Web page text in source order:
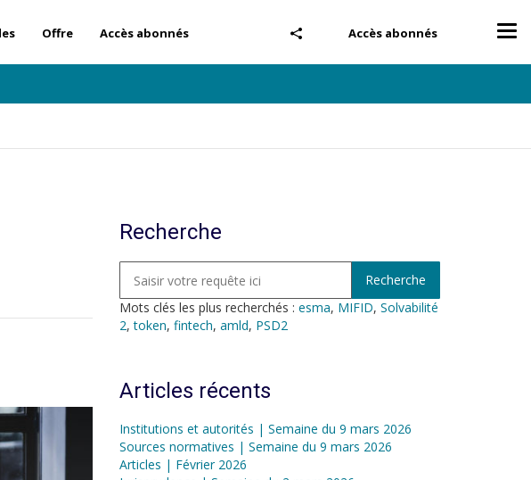
Accès abonnés
Offre Accès abonnés
Recherche
Mots clés les plus recherchés : esma, MIFID, Solvabilité
2,token, fintech, amld, PSD2
Articles récents
Institutions et autorités | Semaine du 9 mars 2026
Sources normatives | Semaine du 9 mars 2026
Articles | Février 2026